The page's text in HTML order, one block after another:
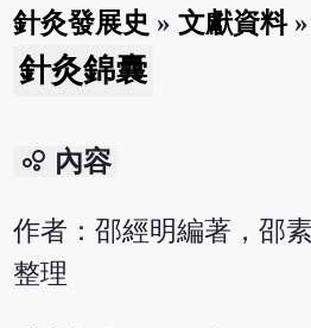
針灸發展史 »文獻資料
針灸錦囊
bubble_chart 內容
作者：邵經明編著，邵
整理